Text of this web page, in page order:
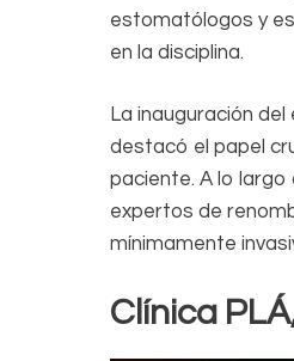
estomatólogos y
en la disciplina.
La inauguración
destacó el papel
paciente. A lo
expertos de
mínimamente
Clínica